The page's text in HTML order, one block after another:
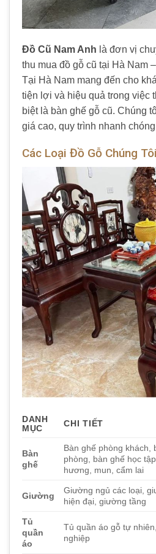
Đồ Cũ Nam Anh là đơn vị
thu mua đồ gỗ cũ tại Hà Nam
Tại Hà Nam mang đến cho
tiện lợi và hiệu quả trong việc
biệt là bàn ghế gỗ cũ. Chúng
giá cao, quy trình nhanh
Các Loại Đồ Gỗ Chúng
DANH
MỤC
CHI TIẾT
Bàn
ghế
Bàn ghế phòng khách,
phòng, bàn ghế học
hương, mun, cẩm lai
Giường
Giường ngủ các loại,
hiện đại, giường tầng
Tủ
quần
áo
Tủ quần áo gỗ tự
nghiệp